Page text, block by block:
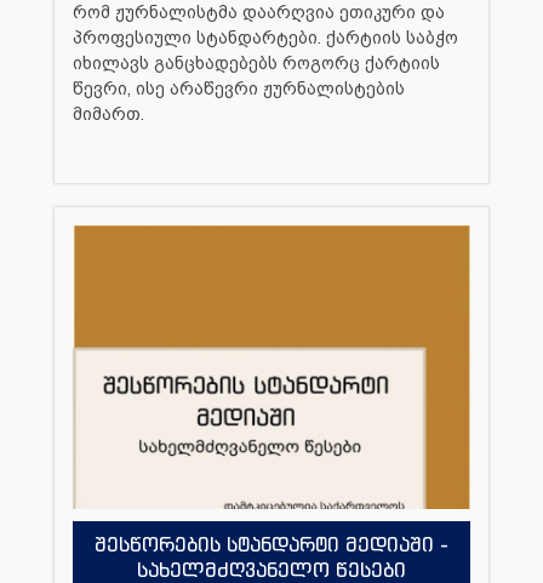
რომ ჟურნალისტმა დაარღვია ეთიკური და
პროფესიული სტანდარტები. ქარტიის საბჭო
იხილავს განცხადებებს როგორც ქარტიის
წევრი, ისე არაწევრი ჟურნალისტების
მიმართ.
შესწორების სტანდარტი მედიაში -
სახელმძღვანელო წესები